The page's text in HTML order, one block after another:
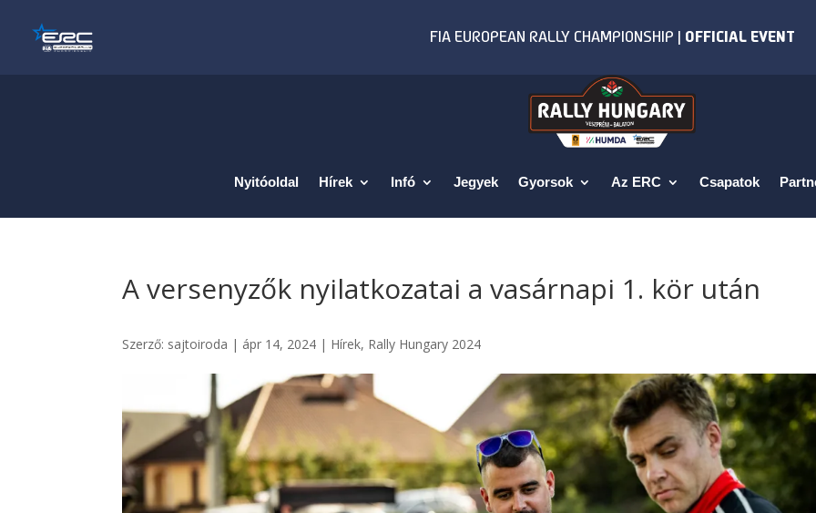
Nyitóoldal Hírek Infó Jegyek Gyorsok Az ERC Csapatok
A versenyzők nyilatkozatai a vasárnapi 1. kör után
Szerző: sajtoiroda | ápr 14, 2024 | Hírek, Rally Hungary 2024